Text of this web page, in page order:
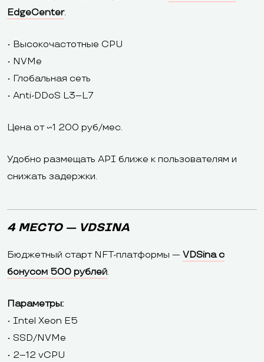
EdgeCenter.
• Высокочастотные CPU
• NVMe
• Глобальная сеть
• Anti-DDoS L3–L7
Цена от ~1 200 руб/мес.
Удобно размещать API ближе к пользователям и
снижать задержки.
4 МЕСТО — VDSINA
Бюджетный старт NFT-платформы — VDSina с
бонусом 500 рублей.
Параметры:
• Intel Xeon E5
• SSD/NVMe
• 2–12 vCPU